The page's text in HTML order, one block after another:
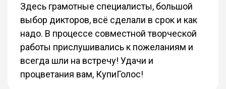
Здесь грамотные специалисты, большой
выбор дикторов, всё сделали в срок и как
надо. В процессе совместной творческой
работы прислушивались к пожеланиям и
всегда шли на встречу! Удачи и
процветания вам, КупиГолос!